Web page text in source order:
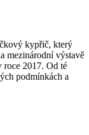
kypřič, který
mezinárodní výstavě
2017. Od té
podmínkách a